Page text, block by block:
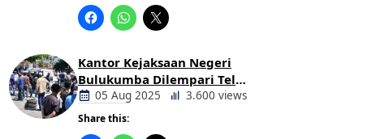
Kantor Kejaksaan Negeri
Bulukumba Dilempari Telur
dan Kotoran Sapi, Keluarga
Korban Lakalantas Tuntut
Keadilan
05 Aug 2025 3.600 views
Share this: